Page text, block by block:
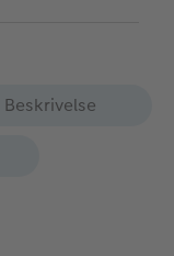
Beskrivelse